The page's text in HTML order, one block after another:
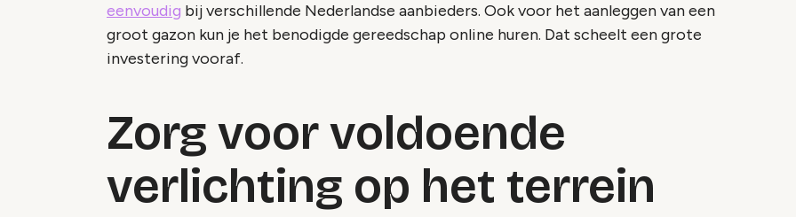
eenvoudig bij verschillende Nederlandse aanbieders. Ook voor het aanleggen van een
groot gazon kun je het benodigde gereedschap online huren. Dat scheelt een grote
investering vooraf.
Zorg voor voldoende
verlichting op het terrein